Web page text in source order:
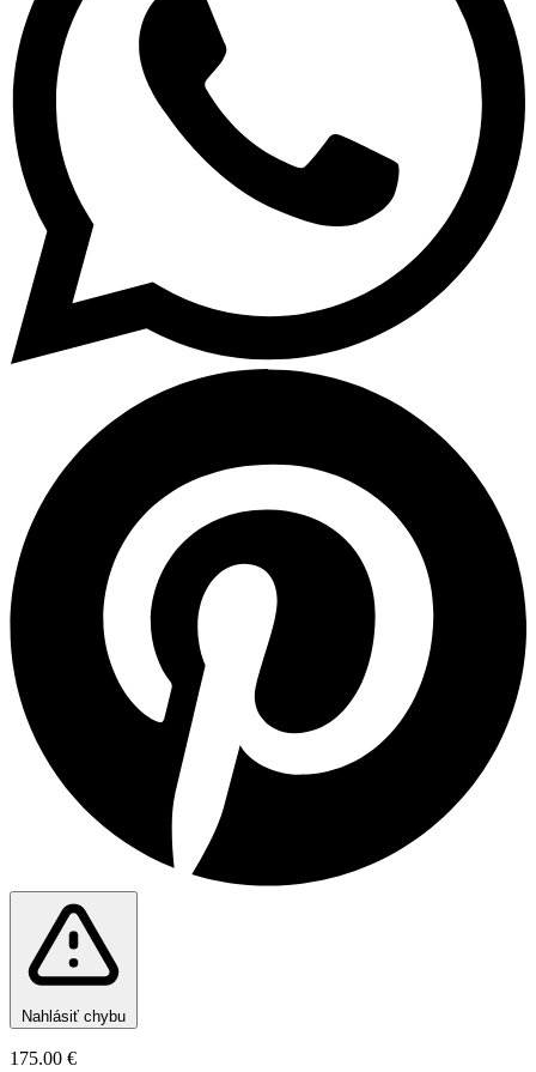
Nahlásiť chybu
175.00 €